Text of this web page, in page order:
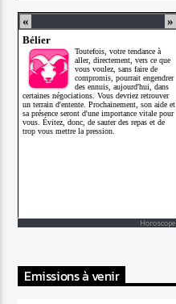
Horoscope
Emissions à venir